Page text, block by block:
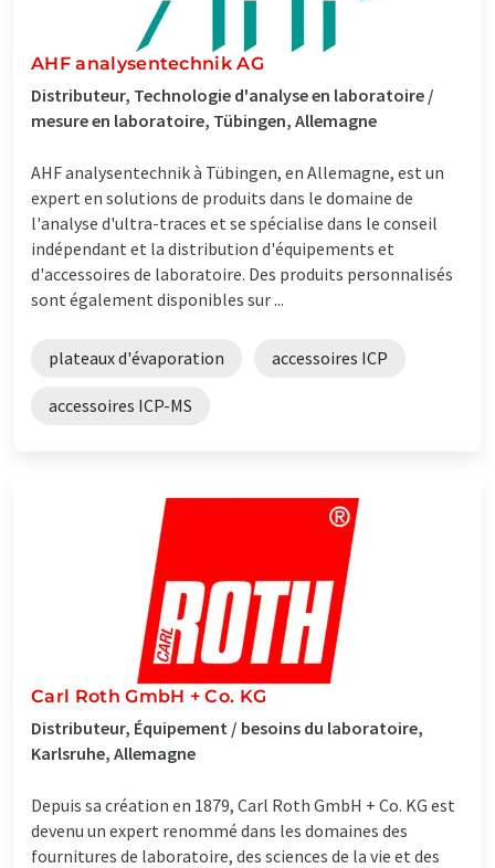
AHF analysentechnik AG
Distributeur, Technologie d'analyse en laboratoire /
mesure en laboratoire, Tübingen, Allemagne
AHF analysentechnik à Tübingen, en Allemagne, est un
expert en solutions de produits dans le domaine de
l'analyse d'ultra-traces et se spécialise dans le conseil
indépendant et la distribution d'équipements et
d'accessoires de laboratoire. Des produits personnalisés
sont également disponibles sur ...
plateaux d'évaporation accessoires ICP
accessoires ICP-MS
Carl Roth GmbH + Co. KG
Distributeur, Équipement / besoins du laboratoire,
Karlsruhe, Allemagne
Depuis sa création en 1879, Carl Roth GmbH + Co. KG est
devenu un expert renommé dans les domaines des
fournitures de laboratoire, des sciences de la vie et des